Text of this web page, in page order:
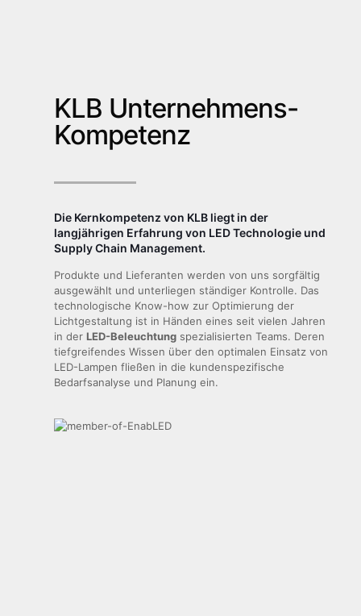
KLB Unternehmens-
Kompetenz
Die Kernkompetenz von KLB liegt in der
langjährigen Erfahrung von LED Technologie und
Supply Chain Management.
Produkte und Lieferanten werden von uns sorgfältig
ausgewählt und unterliegen ständiger Kontrolle. Das
technologische Know-how zur Optimierung der
Lichtgestaltung ist in Händen eines seit vielen Jahren
in der LED-Beleuchtungspezialisierten Teams. Deren
tiefgreifendes Wissen über den optimalen Einsatz von
LED-Lampen fließen in die kundenspezifische
Bedarfsanalyse und Planung ein.